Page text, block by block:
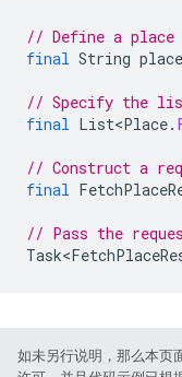
// Define a place
final String
// Specify the
final List<Place.
// Construct a
final
// Pass the
如未另行说明，那么本页